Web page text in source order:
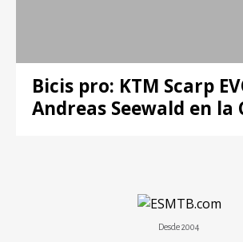
Bicis pro: KTM Scarp
Andreas Seewald en la
Desde 2004